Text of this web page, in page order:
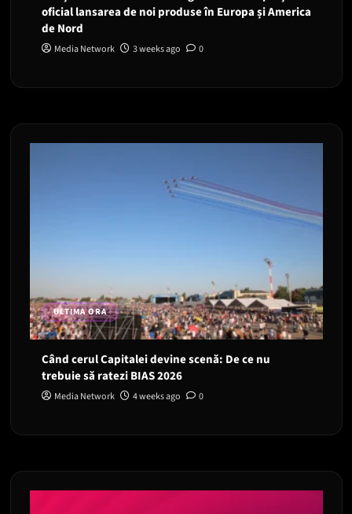
oficial lansarea de noi produse în Europa și America
de Nord
Media Network 3 weeks ago 0
ULTIMA ORA
Când cerul Capitalei devine scenă: De ce nu
trebuie să ratezi BIAS 2026
Media Network 4 weeks ago 0